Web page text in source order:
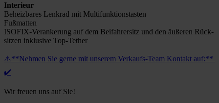
Inte­ri­eur
Beheiz­ba­res Lenk­rad mit Mul­ti­funk­ti­ons­tas­ten
Fuß­mat­ten
ISO­­FIX-Ver­­an­ke­rung auf dem Bei­fah­rer­sitz und den äuße­ren Rück­
sit­zen inklu­si­ve Top-Tether
⚠️**Neh­men Sie ger­ne mit unse­rem Ver­­­kaufs-Team Kon­takt auf:**
✔️
Wir freu­en uns auf Sie!